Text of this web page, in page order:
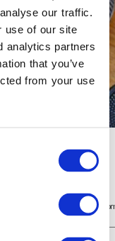
our traffic.
use of our site
analytics partners
that you’ve
from your use
rosenblad,
ta del av erbjudanden året